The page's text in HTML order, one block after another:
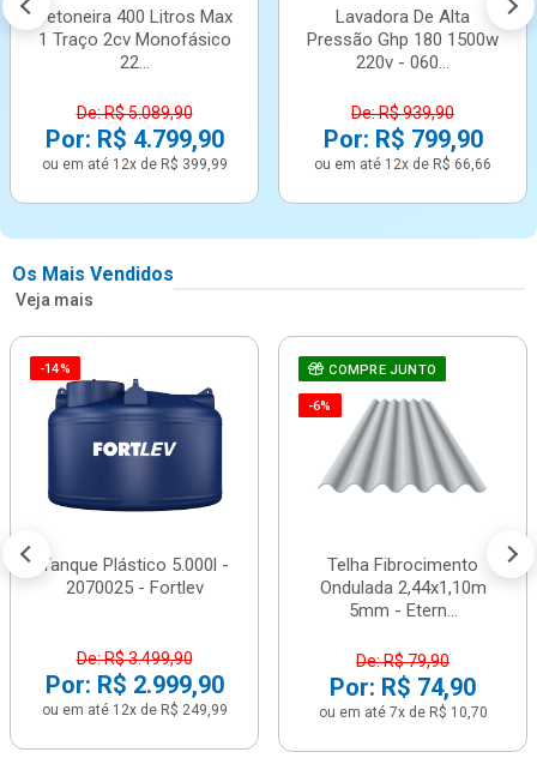
Betoneira 400 Litros Max
1 Traço 2cv Monofásico
22...
De: R$ 5.089,90
Por: R$ 4.799,90
ou em até 12x de R$ 399,99
Lavadora De Alta
Pressão Ghp 180 1500w
220v - 060...
De: R$ 939,90
Por: R$ 799,90
ou em até 12x de R$ 66,66
Os Mais Vendidos
Veja mais
-14%
Tanque Plástico 5.000l -
2070025 - Fortlev
De: R$ 3.499,90
Por: R$ 2.999,90
ou em até 12x de R$ 249,99
COMPRE JUNTO
-6%
Telha Fibrocimento
Ondulada 2,44x1,10m
5mm - Etern...
De: R$ 79,90
Por: R$ 74,90
ou em até 7x de R$ 10,70